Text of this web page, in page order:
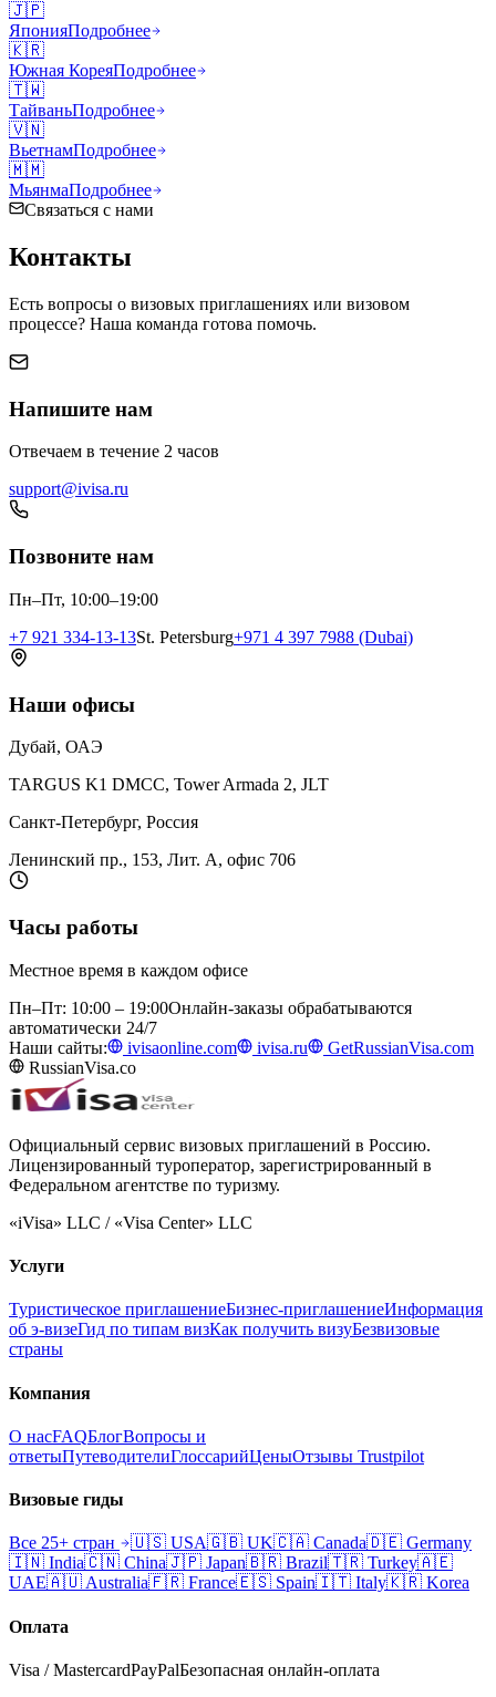
🇯🇵
ЯпонияПодробнее
🇰🇷
Южная КореяПодробнее
🇹🇼
ТайваньПодробнее
🇻🇳
ВьетнамПодробнее
🇲🇲
МьянмаПодробнее
Связаться с нами
Контакты
Есть вопросы о визовых приглашениях или визовом
процессе? Наша команда готова помочь.
Напишите нам
Отвечаем в течение 2 часов
support@ivisa.ru
Позвоните нам
Пн–Пт, 10:00–19:00
+7 921 334-13-13St. Petersburg+971 4 397 7988 (Dubai)
Наши офисы
Дубай, ОАЭ
TARGUS K1 DMCC, Tower Armada 2, JLT
Санкт-Петербург, Россия
Ленинский пр., 153, Лит. А, офис 706
Часы работы
Местное время в каждом офисе
Пн–Пт: 10:00 – 19:00Онлайн-заказы обрабатываются
автоматически 24/7
Наши сайты:
ivisaonline.com ivisa.ru
GetRussianVisa.com
RussianVisa.co
Официальный сервис визовых приглашений в Россию.
Лицензированный туроператор, зарегистрированный в
Федеральном агентстве по туризму.
«iVisa» LLC / «Visa Center» LLC
Услуги
Туристическое приглашениеБизнес-приглашениеИнформация
об э-визеГид по типам визКак получить визуБезвизовые
страны
Компания
О насFAQБлогВопросы и
ответыПутеводителиГлоссарийЦеныОтзывы Trustpilot
Визовые гиды
Все 25+ стран 🇺🇸 USA🇬🇧 UK🇨🇦 Canada🇩🇪 Germany
🇮🇳 India🇨🇳 China🇯🇵 Japan🇧🇷 Brazil🇹🇷 Turkey🇦🇪
UAE🇦🇺 Australia🇫🇷 France🇪🇸 Spain🇮🇹 Italy🇰🇷 Korea
Оплата
Visa / MastercardPayPalБезопасная онлайн-оплата